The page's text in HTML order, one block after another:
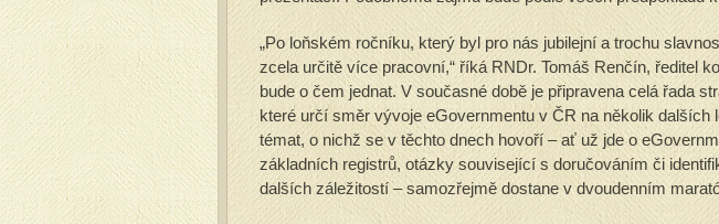
„Po loňském ročníku, který byl pro nás jubilejní a trochu
zcela určitě více pracovní,“ říká RNDr. Tomáš Renčín, ředitel
bude o čem jednat. V současné době je připravena celá řada
které určí směr vývoje eGovernmentu v ČR na několik dalších
témat, o nichž se v těchto dnech hovoří – ať už jde o
základních registrů, otázky související s doručováním či
dalších záležitostí – samozřejmě dostane v dvoudenním